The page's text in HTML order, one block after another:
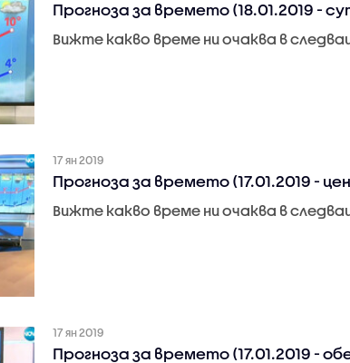
Прогноза за времето (18.01.2019 -
Вижте какво време ни очаква в
17 ян 2019
Прогноза за времето (17.01.2019 -
Вижте какво време ни очаква в
17 ян 2019
Прогноза за времето (17.01.2019 -